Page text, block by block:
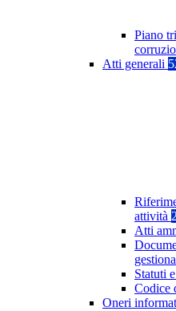
Piano
Atti generali
attività
Atti
Statuti
Codice
Oneri